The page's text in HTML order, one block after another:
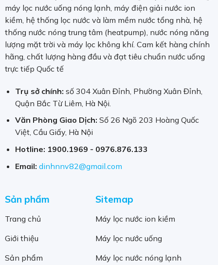
máy lọc nước uống nóng lạnh, máy điện giải nước ion
kiềm, hệ thống lọc nước và làm mềm nước tổng nhà, hệ
thống nước nóng trung tâm (heatpump), nước nóng năng
lượng mặt trời và máy lọc không khí. Cam kết hàng chính
hãng, chất lượng hàng đầu và đạt tiêu chuẩn nước uống
trực tiếp Quốc tế
Trụ sở chính: số 304 Xuân Đỉnh, Phường Xuân Đỉnh,
Quận Bắc Từ Liêm, Hà Nội.
Văn Phòng Giao Dịch: Số 26 Ngõ 203 Hoàng Quốc
Việt, Cầu Giấy, Hà Nội
Hotline: 1900.1969 - 0976.876.133
Email: dinhnnv82@gmail.com
Sản phẩm
Trang chủ
Giới thiệu
Sản phẩm
Sitemap
Máy lọc nước ion kiềm
Máy lọc nước uống
Máy lọc nước nóng lạnh